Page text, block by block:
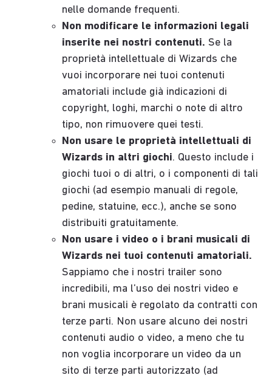
nelle domande frequenti.
Non modificare le informazioni legali
inserite nei nostri contenuti. Se la
proprietà intellettuale di Wizards che
vuoi incorporare nei tuoi contenuti
amatoriali include già indicazioni di
copyright, loghi, marchi o note di altro
tipo, non rimuovere quei testi.
Non usare le proprietà intellettuali di
Wizards in altri giochi. Questo include i
giochi tuoi o di altri, o i componenti di tali
giochi (ad esempio manuali di regole,
pedine, statuine, ecc.), anche se sono
distribuiti gratuitamente.
Non usare i video o i brani musicali di
Wizards nei tuoi contenuti amatoriali.
Sappiamo che i nostri trailer sono
incredibili, ma l’uso dei nostri video e
brani musicali è regolato da contratti con
terze parti. Non usare alcuno dei nostri
contenuti audio o video, a meno che tu
non voglia incorporare un video da un
sito di terze parti autorizzato (ad